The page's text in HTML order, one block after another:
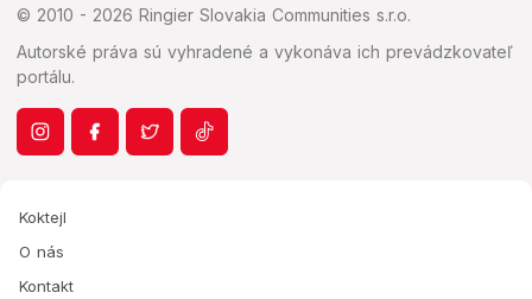
© 2010 - 2026 Ringier Slovakia Communities s.r.o.
Autorské práva sú vyhradené a vykonáva ich prevádzkovateľ
portálu.
Koktejl
O nás
Kontakt